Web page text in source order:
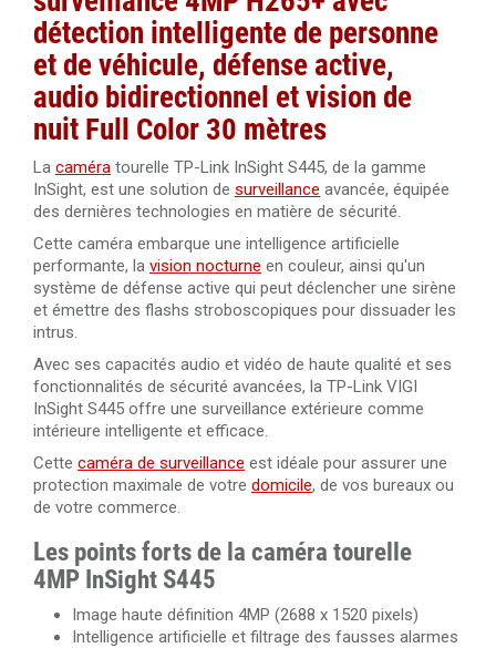
Câble RJ45 droit Cat.6 blindé F/UTP 50 mètres 100%
cuivre
Câble RJ45 Cat.5 UTP 305 mètres Dahua PFM920I-5EUN
Câble RJ45 Cat.6 UTP 305 mètres LSZH Dahua PFM923I-
6UN-C
détection intelligente de personne
et de véhicule, défense active,
audio bidirectionnel et vision de
nuit Full Color 30 mètres
La caméra tourelle TP-Link InSight S445, de la gamme
InSight, est une solution de surveillance avancée, équipée
des dernières technologies en matière de sécurité.
Cette caméra embarque une intelligence artificielle
performante, la vision nocturne en couleur, ainsi qu'un
système de défense active qui peut déclencher une sirène
et émettre des flashs stroboscopiques pour dissuader les
intrus.
Avec ses capacités audio et vidéo de haute qualité et ses
fonctionnalités de sécurité avancées, la TP-Link VIGI
InSight S445 offre une surveillance extérieure comme
intérieure intelligente et efficace.
Cette caméra de surveillance est idéale pour assurer une
protection maximale de votre domicile, de vos bureaux ou
de votre commerce.
Les points forts de la caméra tourelle
4MP InSight S445
Image haute définition 4MP (2688 x 1520 pixels)
Intelligence artificielle et filtrage des fausses alarmes